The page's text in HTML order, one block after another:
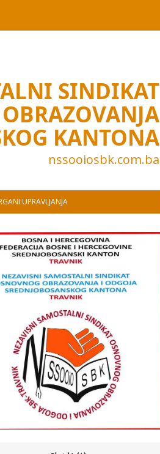
SINDIKAT
KANTONA
nssooiosbk.com.ba
UPRAVLJANJA